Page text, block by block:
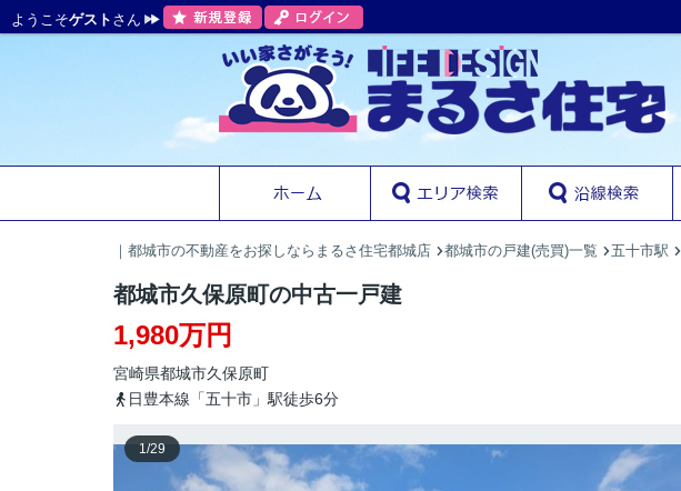
ようこそゲスト さん
｜都城市の不動産をお探しならまるさ住宅都城店 都城市の戸建(売買)一覧 五十市駅
都城市久保原町の中古一戸建
1,980万円
宮崎県都城市久保原町
日豊本線「五十市」駅徒歩6分
1/29